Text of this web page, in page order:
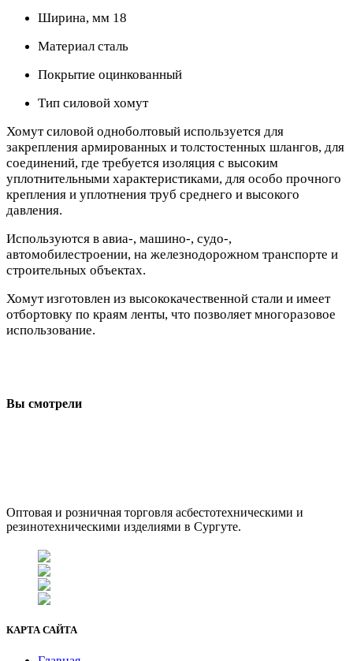
Ширина, мм 18
Материал сталь
Покрытие оцинкованный
Тип силовой хомут
Хомут силовой одноболтовый используется для
закрепления армированных и толстостенных шлангов, для
соединений, где требуется изоляция с высоким
уплотнительными характеристиками, для особо прочного
крепления и уплотнения труб среднего и высокого
давления.
Используются в авиа-, машино-, судо-,
автомобилестроении, на железнодорожном транспорте и
строительных объектах.
Хомут изготовлен из высококачественной стали и имеет
отбортовку по краям ленты, что позволяет многоразовое
использование.
Вы смотрели
Оптовая и розничная торговля асбестотехническими и
резинотехническими изделиями в Сургуте.
КАРТА САЙТА